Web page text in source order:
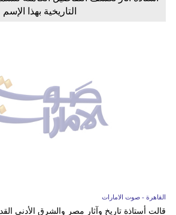
التاريخية بهذا الإسم
القاهرة - صوت الامارات
قالت أستاذة تاريخ وآثار مصر والشرق الأدنى